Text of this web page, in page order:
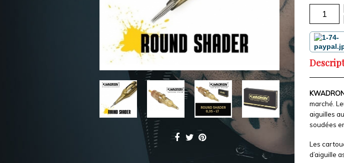
marché.
aiguilles
soudées
Les
d’aiguille